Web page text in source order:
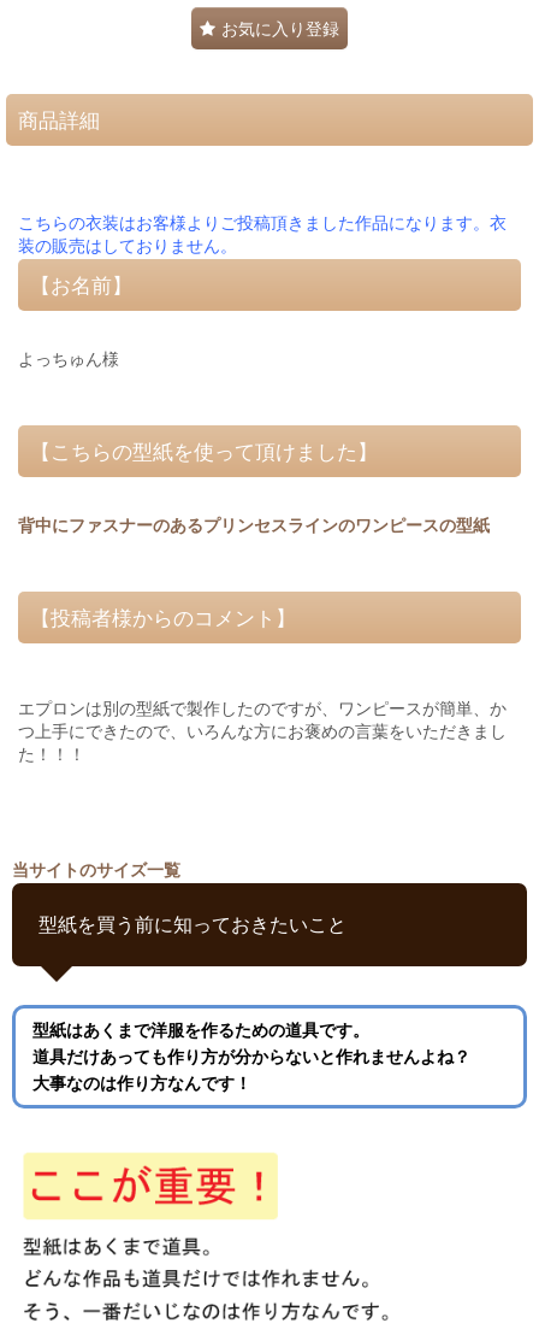
お気に入り登録
商品詳細
こちらの衣装はお客様よりご投稿頂きました作品になります。衣
装の販売はしておりません。
【お名前】
よっちゅん様
【こちらの型紙を使って頂けました】
背中にファスナーのあるプリンセスラインのワンピースの型紙
【投稿者様からのコメント】
エプロンは別の型紙で製作したのですが、ワンピースが簡単、か
つ上手にできたので、いろんな方にお褒めの言葉をいただきまし
た！！！
当サイトのサイズ一覧
型紙を買う前に知っておきたいこと
型紙はあくまで洋服を作るための道具です。
道具だけあっても作り方が分からないと作れませんよね？
大事なのは作り方なんです！